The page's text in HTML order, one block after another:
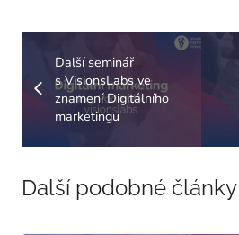
Další seminář
s VisionsLabs ve
znamení Digitálního
marketingu
Další podobné články